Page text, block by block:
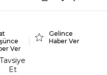
Ver
Gelince
Haber Ver
Tavsiye
Et